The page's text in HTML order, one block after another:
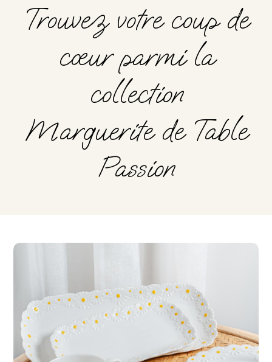
Trouvez votre coup de
cœur parmi la
collection
Marguerite de Table
Passion